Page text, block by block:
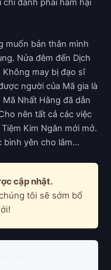
muốn bản thân mình
Nửa đêm đến Dịch
Không may bị đạo sĩ
người của Mã gia là
Nhất Hằng đã dẫn
nên tất cả các việc
Kim Ngân mới mở.
bình yên cho lắm…
cập nhật.
tôi sẽ sớm bổ